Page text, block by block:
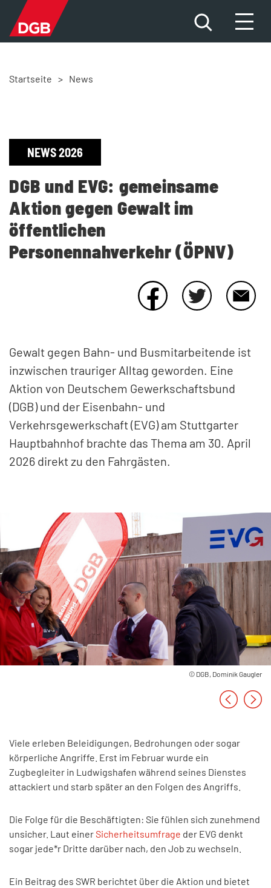
HILFE FÜR BETROFFENE
DIE FAKTEN
DIE ÜBERGRIFFE
NEWS
MITMACHEN
Startseite > News
NEWS 2026
DGB und EVG: gemeinsame
Aktion gegen Gewalt im
öffentlichen
Personennahverkehr (ÖPNV)
Gewalt gegen Bahn- und Busmitarbeitende ist
inzwischen trauriger Alltag geworden. Eine
Aktion von Deutschem Gewerkschaftsbund
(DGB) und der Eisenbahn- und
Verkehrsgewerkschaft (EVG) am Stuttgarter
Hauptbahnhof brachte das Thema am 30. April
2026 direkt zu den Fahrgästen.
© DGB, Dominik Gaugler
Viele erleben Beleidigungen, Bedrohungen oder sogar
körperliche Angriffe. Erst im Februar wurde ein
Zugbegleiter in Ludwigshafen während seines Dienstes
attackiert und starb später an den Folgen des Angriffs.
Die Folge für die Beschäftigten: Sie fühlen sich zunehmend
unsicher. Laut einerSicherheitsumfrage der EVG denkt
sogar jede*r Dritte darüber nach, den Job zu wechseln.
Ein Beitrag des SWR berichtet über die Aktion und bietet